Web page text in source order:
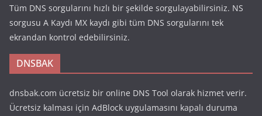
Tüm DNS sorgularını hızlı bir şekilde sorgulayabilirsiniz. NS
sorgusu A Kaydı MX kaydı gibi tüm DNS sorgularını tek
ekrandan kontrol edebilirsiniz.
DNSBAK
dnsbak.com ücretsiz bir online DNS Tool olarak hizmet verir.
Ücretsiz kalması için AdBlock uygulamasını kapalı duruma